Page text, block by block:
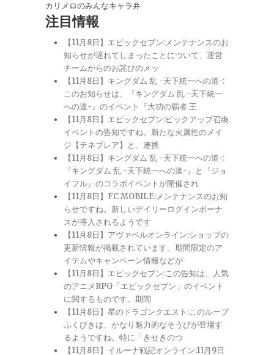
カリメロのみんなキャラ弁
注目情報
【11月8日】エピックセブン:メンテナンスのお
知らせが遅れてしまったことについて、運営
チームからのお詫びのメッ
【11月8日】キングダム 乱 -天下統一への道-:
このお知らせは、『キングダム 乱 -天下統一
への道-』のイベント『大功の覇者 王
【11月8日】エピックセブン:ピックアップ召喚
イベントの告知ですね。新たな火属性のメイ
ジ【テネブレア】と、連携
【11月8日】キングダム 乱 -天下統一への道-:
『キングダム 乱 -天下統一への道-』と『ジョ
イフル』のコラボイベントが開催され
【11月8日】FC MOBILE:メンテナンスのお知
らせですね。新しいデイリーログインボーナ
スが導入されるようです
【11月8日】アヴァベルオンライン:ショップの
更新情報が掲載されています。期間限定のア
イテムやキャンペーン情報などが
【11月8日】エピックセブン:この告知は、人気
のアニメRPG「エピックセブン」のイベント
に関するものです。期間
【11月8日】星のドラゴンクエスト:このループ
ふくびきは、かなり魅力的なそうびが登場す
るようですね。特に「きせきのつ
【11月8日】イルーナ戦記オンライン:11月9日